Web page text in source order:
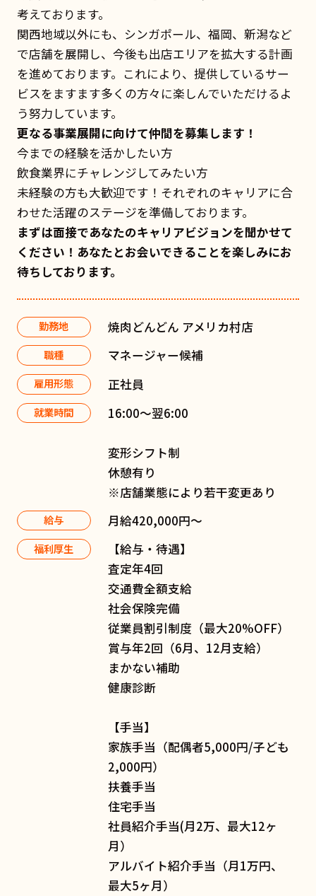
考えております。
関西地域以外にも、シンガポール、福岡、新潟など
で店舗を展開し、今後も出店エリアを拡大する計画
を進めております。これにより、提供しているサー
ビスをますます多くの方々に楽しんでいただけるよ
う努力しています。
更なる事業展開に向けて仲間を募集します！
今までの経験を活かしたい方
飲食業界にチャレンジしてみたい方
未経験の方も大歓迎です！それぞれのキャリアに合
わせた活躍のステージを準備しております。
まずは面接であなたのキャリアビジョンを聞かせて
ください！あなたとお会いできることを楽しみにお
待ちしております。
勤務地 焼肉どんどん アメリカ村店
職種 マネージャー候補
雇用形態 正社員
就業時間 16:00〜翌6:00
変形シフト制
休憩有り
※店舗業態により若干変更あり
給与 月給420,000円～
福利厚生
【給与・待遇】
査定年4回
交通費全額支給
社会保険完備
従業員割引制度（最大20%OFF）
賞与年2回（6月、12月支給）
まかない補助
健康診断
【手当】
家族手当（配偶者5,000円/子ども
2,000円）
扶養手当
住宅手当
社員紹介手当(月2万、最大12ヶ
月）
アルバイト紹介手当（月1万円、
最大5ヶ月）